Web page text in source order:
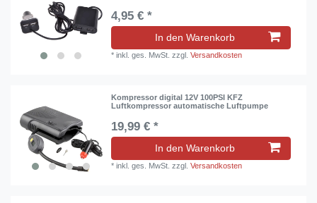
4,95 € *
In den Warenkorb
*inkl. ges. MwSt. zzgl.Versandkosten
Kompressor digital 12V 100PSI KFZ
Luftkompressor automatische Luftpumpe
19,99 € *
In den Warenkorb
*inkl. ges. MwSt. zzgl.Versandkosten